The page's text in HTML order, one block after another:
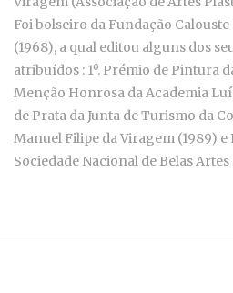
Foi bolseiro da Fundação
(1968), a qual editou alguns dos
atribuídos : 1º. Prémio de Pintura
Menção Honrosa da Academia
de Prata da Junta de Turismo da
Manuel Filipe da Viragem (1989)
Sociedade Nacional de Belas Artes